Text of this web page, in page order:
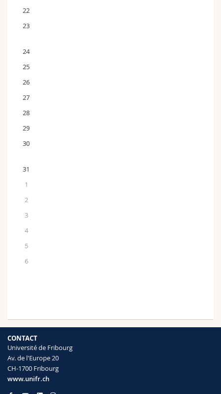
22
23
24
25
26
27
28
29
30
31
1
2
3
4
5
6
CONTACT
Université de Fribourg
Av. de l'Europe 20
CH-1700 Fribourg
www.unifr.ch